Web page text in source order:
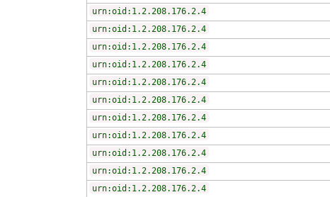
urn:oid:1.2.208.176.2.4
urn:oid:1.2.208.176.2.4
urn:oid:1.2.208.176.2.4
urn:oid:1.2.208.176.2.4
urn:oid:1.2.208.176.2.4
urn:oid:1.2.208.176.2.4
urn:oid:1.2.208.176.2.4
urn:oid:1.2.208.176.2.4
urn:oid:1.2.208.176.2.4
urn:oid:1.2.208.176.2.4
urn:oid:1.2.208.176.2.4